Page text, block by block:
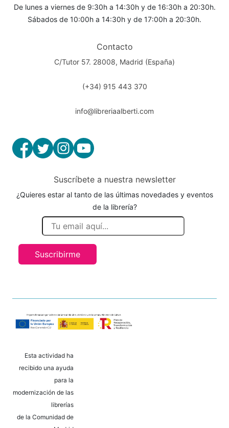
De lunes a viernes de 9:30h a 14:30h y de 16:30h a 20:30h.
Sábados de 10:00h a 14:30h y de 17:00h a 20:30h.
Contacto
C/Tutor 57. 28008, Madrid (España)
(+34) 915 443 370
info@libreriaalberti.com
Suscríbete a nuestra newsletter
¿Quieres estar al tanto de las últimas novedades y eventos
de la librería?
Suscribirme
Esta actividad ha
recibido una ayuda
para la
modernización de las
librerías
de la Comunidad de